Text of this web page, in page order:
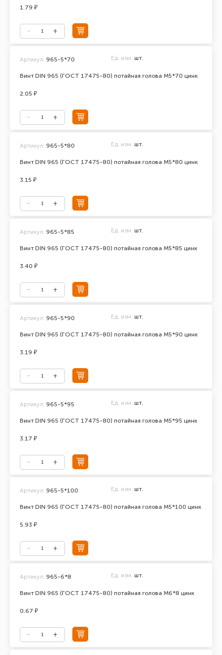
1.79 ₽
Винт DIN 965 (ГОСТ 17475-80) потайная голова М5*70 цинк
Артикул: 965-5*70 Ед. изм. шт.
2.05 ₽
Винт DIN 965 (ГОСТ 17475-80) потайная голова М5*80 цинк
Артикул: 965-5*80 Ед. изм. шт.
3.15 ₽
Винт DIN 965 (ГОСТ 17475-80) потайная голова М5*85 цинк
Артикул: 965-5*85 Ед. изм. шт.
3.40 ₽
Винт DIN 965 (ГОСТ 17475-80) потайная голова М5*90 цинк
Артикул: 965-5*90 Ед. изм. шт.
3.19 ₽
Винт DIN 965 (ГОСТ 17475-80) потайная голова М5*95 цинк
Артикул: 965-5*95 Ед. изм. шт.
3.17 ₽
Винт DIN 965 (ГОСТ 17475-80) потайная голова М5*100 цинк
Артикул: 965-5*100 Ед. изм. шт.
5.93 ₽
Винт DIN 965 (ГОСТ 17475-80) потайная голова М6*8 цинк
Артикул: 965-6*8 Ед. изм. шт.
0.67 ₽